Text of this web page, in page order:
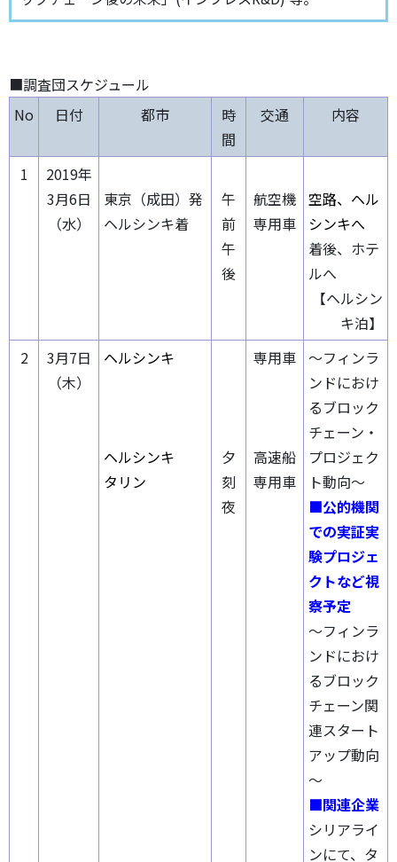
■調査団スケジュール
No
日付 都市
時
間
交通 内容
1
2019年
3月6日
（水）
東京（成田）発
ヘルシンキ着
午
前
午
後
航空機
専用車
空路、ヘル
シンキへ
着後、ホテ
ルへ
【ヘルシン
キ泊】
2
3月7日
（木）
ヘルシンキ
ヘルシンキ
タリン
夕
刻
夜
専用車
高速船
専用車
～フィンラ
ンドにおけ
るブロック
チェーン・
プロジェク
ト動向～
■公的機関
での実証実
験プロジェ
クトなど視
察予定
～フィンラ
ンドにおけ
るブロック
チェーン関
連スタート
アップ動向
～
■関連企業
シリアライ
ンにて、タ